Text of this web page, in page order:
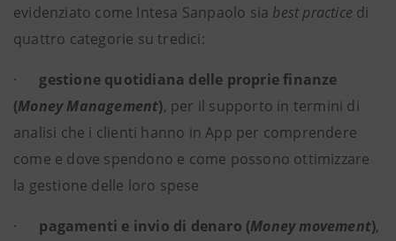
evidenziato come Intesa Sanpaolo sia best practice di
quattro categorie su tredici:
· gestione quotidiana delle proprie finanze
(Money Management), per il supporto in termini di
analisi che i clienti hanno in App per comprendere
come e dove spendono e come possono ottimizzare
la gestione delle loro spese
· pagamenti e invio di denaro (Money movement),